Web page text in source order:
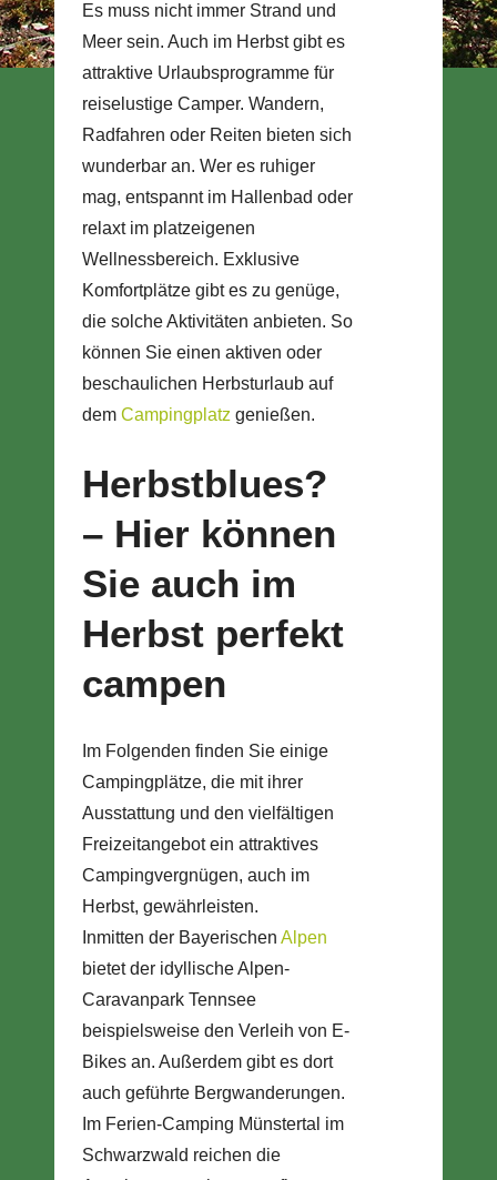
Es muss nicht immer Strand und
Meer sein. Auch im Herbst gibt es
attraktive Urlaubsprogramme für
reiselustige Camper. Wandern,
Radfahren oder Reiten bieten sich
wunderbar an. Wer es ruhiger
mag, entspannt im Hallenbad oder
relaxt im platzeigenen
Wellnessbereich. Exklusive
Komfortplätze gibt es zu genüge,
die solche Aktivitäten anbieten. So
können Sie einen aktiven oder
beschaulichen Herbsturlaub auf
dem Campingplatz genießen.
Herbstblues?
– Hier können
Sie auch im
Herbst perfekt
campen
Im Folgenden finden Sie einige
Campingplätze, die mit ihrer
Ausstattung und den vielfältigen
Freizeitangebot ein attraktives
Campingvergnügen, auch im
Herbst, gewährleisten.
Inmitten der Bayerischen Alpen
bietet der idyllische Alpen-
Caravanpark Tennsee
beispielsweise den Verleih von E-
Bikes an. Außerdem gibt es dort
auch geführte Bergwanderungen.
Im Ferien-Camping Münstertal im
Schwarzwald reichen die